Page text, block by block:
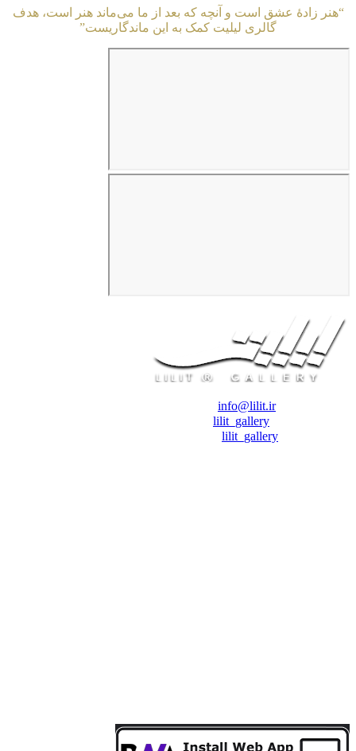
“هنر زادهٔ عشق است و آنچه که بعد از ما می‌ماند هنر است، هدف
گالری لیلیت کمک به این ماندگاریست”
info@lilit.ir
lilit_gallery
lilit_gallery